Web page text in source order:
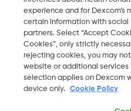
experience and for Dexcom’s
certain information with
partners. Select “Accept
Cookies”, only strictly
rejecting cookies, you may
website or additional services
selection applies on Dexcom
device only.
Cookie Policy